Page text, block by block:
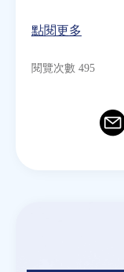
點閱更多
閱覽次數 495